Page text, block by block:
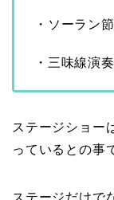
・ソーラン節
・三味線演奏
ステージショー
っているとの事